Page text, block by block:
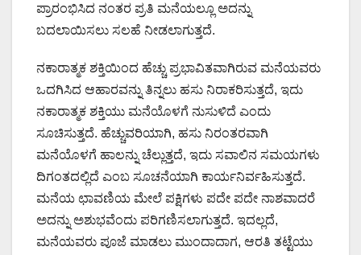
ಪ್ರಾರಂಭಿಸಿದ ನಂತರ ಪ್ರತಿ ಮನೆಯಲ್ಲೂ ಅದನ್ನು
ಬದಲಾಯಿಸಲು ಸಲಹೆ ನೀಡಲಾಗುತ್ತದೆ.
ನಕಾರಾತ್ಮಕ ಶಕ್ತಿಯಿಂದ ಹೆಚ್ಚು ಪ್ರಭಾವಿತವಾಗಿರುವ ಮನೆಯವರು
ಒದಗಿಸಿದ ಆಹಾರವನ್ನು ತಿನ್ನಲು ಹಸು ನಿರಾಕರಿಸುತ್ತದೆ, ಇದು
ನಕಾರಾತ್ಮಕ ಶಕ್ತಿಯು ಮನೆಯೊಳಗೆ ನುಸುಳಿದೆ ಎಂದು
ಸೂಚಿಸುತ್ತದೆ. ಹೆಚ್ಚುವರಿಯಾಗಿ, ಹಸು ನಿರಂತರವಾಗಿ
ಮನೆಯೊಳಗೆ ಹಾಲನ್ನು ಚೆಲ್ಲುತ್ತದೆ, ಇದು ಸವಾಲಿನ ಸಮಯಗಳು
ದಿಗಂತದಲ್ಲಿದೆ ಎಂಬ ಸೂಚನೆಯಾಗಿ ಕಾರ್ಯನಿರ್ವಹಿಸುತ್ತದೆ.
ಮನೆಯ ಛಾವಣಿಯ ಮೇಲೆ ಪಕ್ಷಿಗಳು ಪದೇ ಪದೇ ನಾಶವಾದರೆ
ಅದನ್ನು ಅಶುಭವೆಂದು ಪರಿಗಣಿಸಲಾಗುತ್ತದೆ. ಇದಲ್ಲದೆ,
ಮನೆಯವರು ಪೂಜೆ ಮಾಡಲು ಮುಂದಾದಾಗ, ಆರತಿ ತಟ್ಟೆಯು